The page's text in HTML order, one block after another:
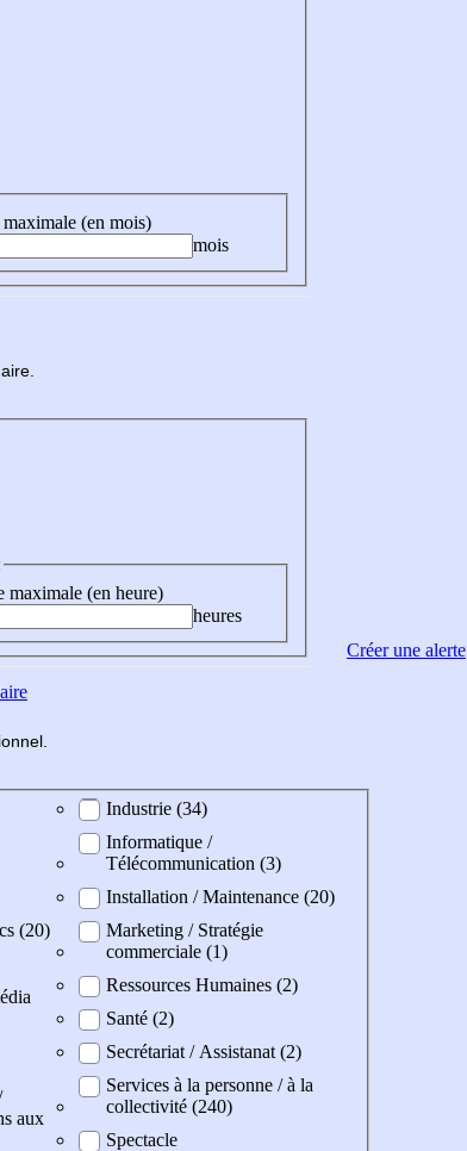
(en mois)
mois
maximale (en heure)
heures
(20)
aux
Industrie (34)
Informatique /
Télécommunication (3)
Installation / Maintenance (20)
Marketing / Stratégie
commerciale (1)
Ressources Humaines (2)
Santé (2)
Secrétariat / Assistanat (2)
Services à la personne / à la
collectivité (240)
Spectacle
Créer une alerte